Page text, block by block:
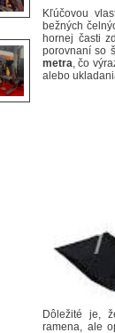
Kľúčovou
bežných
hornej časti
porovnaní so
metra, čo
alebo
Dôležité je,
ramena, ale